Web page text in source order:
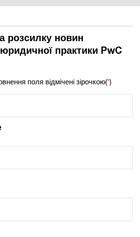
розсилку новин
практики PwC
поля відмічені зірочкою(*)